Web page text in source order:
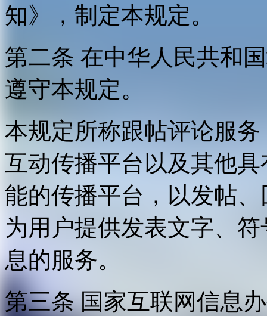
知》，制定本规定。
第二条 在中华人民共和
遵守本规定。
本规定所称跟帖评论服
互动传播平台以及其他
能的传播平台，以发帖
为用户提供发表文字、
息的服务。
第三条 国家互联网信息